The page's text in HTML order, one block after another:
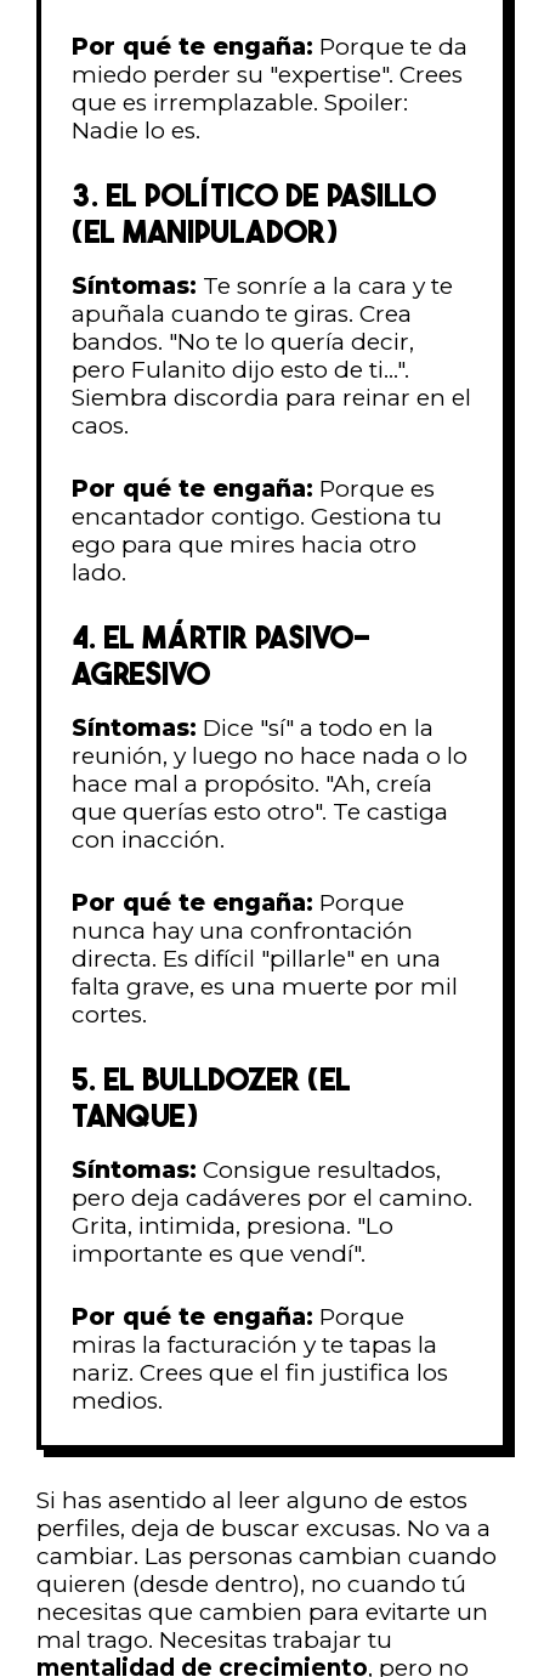
Por qué te engaña: Porque te da
miedo perder su "expertise". Crees
que es irremplazable. Spoiler:
Nadie lo es.
3. EL POLÍTICO DE PASILLO
(EL MANIPULADOR)
Síntomas: Te sonríe a la cara y te
apuñala cuando te giras. Crea
bandos. "No te lo quería decir,
pero Fulanito dijo esto de ti...".
Siembra discordia para reinar en el
caos.
Por qué te engaña: Porque es
encantador contigo. Gestiona tu
ego para que mires hacia otro
lado.
4. EL MÁRTIR PASIVO-
AGRESIVO
Síntomas: Dice "sí" a todo en la
reunión, y luego no hace nada o lo
hace mal a propósito. "Ah, creía
que querías esto otro". Te castiga
con inacción.
Por qué te engaña: Porque
nunca hay una confrontación
directa. Es difícil "pillarle" en una
falta grave, es una muerte por mil
cortes.
5. EL BULLDOZER (EL
TANQUE)
Síntomas: Consigue resultados,
pero deja cadáveres por el camino.
Grita, intimida, presiona. "Lo
importante es que vendí".
Por qué te engaña: Porque
miras la facturación y te tapas la
nariz. Crees que el fin justifica los
medios.
Si has asentido al leer alguno de estos
perfiles, deja de buscar excusas. No va a
cambiar. Las personas cambian cuando
quieren (desde dentro), no cuando tú
necesitas que cambien para evitarte un
mal trago. Necesitas trabajar tu
mentalidad de crecimiento, pero no